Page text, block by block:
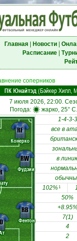
Главная| Новости|
Расписание|
соперников
ПК Юнайтэд(Бэйкер Хилл,
7 июля 2026, 22:00.
Погода:
жарко, 25°
Фентон
Фудзии
Конерко
RB
RW
RF
1-4-3-3
все в
в
102%1
50%
7(1)
4
2